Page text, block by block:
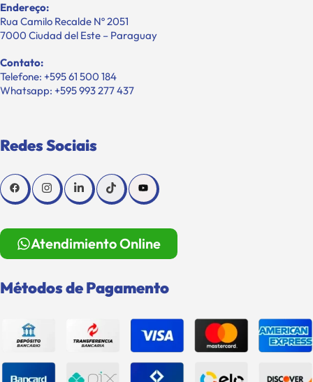
Endereço:
Rua Camilo Recalde Nº 2051
7000 Ciudad del Este – Paraguay
Contato:
Telefone: +595 61 500 184
Whatsapp: +595 993 277 437
Redes Sociais
Atendimiento Online
Métodos de Pagamento